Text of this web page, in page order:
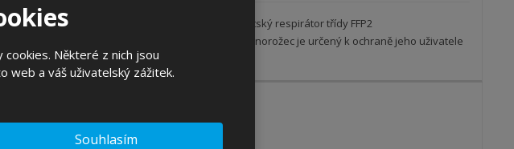
cookies. Některé z nich jsou
web a váš uživatelský zážitek.
Souhlasím
respirátor třídy FFP2 červný - obrázky je
Dětský respirátor třídy FFP2
jednorožec je určený k ochraně jeho uživatele